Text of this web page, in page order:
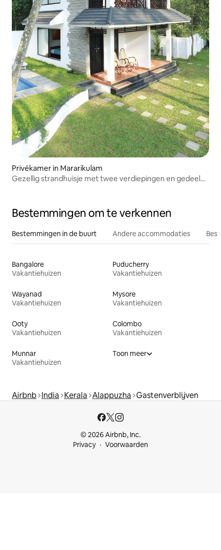
Privékamer in Mararikulam
Gezellig strandhuisje met twee verdiepingen en gedeeld
Bestemmingen om te verkennen
Bestemmingen in de buurt Andere accommodaties
Bangalore
Vakantiehuizen
Puducherry
Vakantiehuizen
Wayanad
Vakantiehuizen
Mysore
Vakantiehuizen
Ooty
Vakantiehuizen
Colombo
Vakantiehuizen
Munnar
Vakantiehuizen
Toon meer
Airbnb India Kerala Alappuzha Gastenverblijven
© 2026 Airbnb, Inc.
Privacy
Voorwaarden